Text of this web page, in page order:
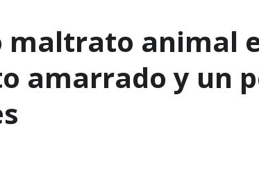
maltrato animal
amarrado y un